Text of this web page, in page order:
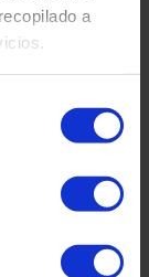
a
día
180